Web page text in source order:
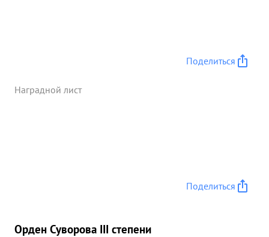
Поделиться
Наградной лист
Поделиться
Орден Суворова III степени